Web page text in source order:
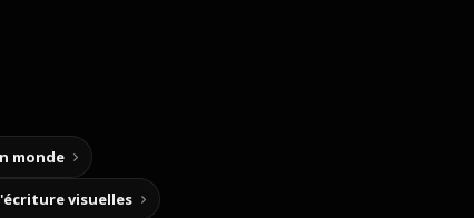
monde
visuelles